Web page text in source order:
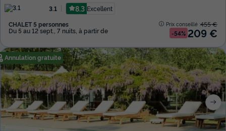
3.1
8.3 Excellent
CHALET 5 personnes
Du 5 au 12 sept., 7 nuits, à partir de
Prix conseillé :455 €
-54% 209 €
Annulation gratuite